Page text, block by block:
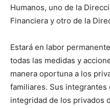
Humanos, uno de la
Financiera y otro de la
Estará en labor
todas las medidas y
manera oportuna a los
familiares. Sus integrantes
integridad de los privados